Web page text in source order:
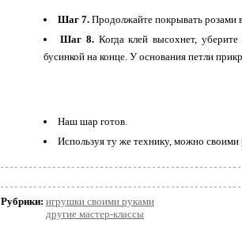
Шаг 7. Продолжайте покрывать розами
Шаг 8.Когда клей высохнет, уберите
бусинкой на конце. У основания петли
Наш шар готов.
Используя ту же технику, можно
Рубрики: игрушки своими руками
другие мастер-классы